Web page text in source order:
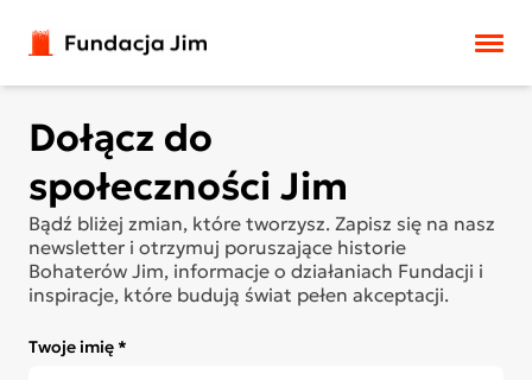
Dołącz do
społeczności Jim
Bądź bliżej zmian, które tworzysz. Zapisz się na nasz
newsletter i otrzymuj poruszające historie
Bohaterów Jim, informacje o działaniach Fundacji i
inspiracje, które budują świat pełen akceptacji.
Twoje imię *